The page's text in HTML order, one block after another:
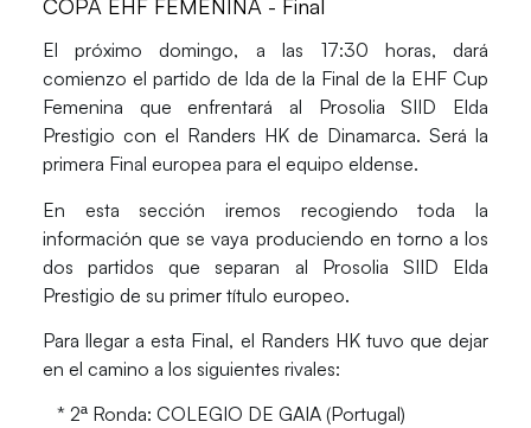
COPA EHF FEMENINA - Final
El próximo domingo, a las 17:30 horas, dará
comienzo el partido de Ida de la Final de la EHF Cup
Femenina que enfrentará al Prosolia SIID Elda
Prestigio con el Randers HK de Dinamarca. Será la
primera Final europea para el equipo eldense.
En esta sección iremos recogiendo toda la
información que se vaya produciendo en torno a los
dos partidos que separan al Prosolia SIID Elda
Prestigio de su primer título europeo.
Para llegar a esta Final, el Randers HK tuvo que dejar
en el camino a los siguientes rivales:
* 2ª Ronda: COLEGIO DE GAIA (Portugal)